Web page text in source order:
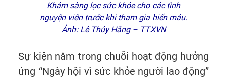
Khám sàng lọc sức khỏe cho các tình
nguyện viên trước khi tham gia hiến máu.
Ảnh: Lê Thúy Hằng – TTXVN
Sự kiện nằm trong chuỗi hoạt động hưởng
ứng “Ngày hội vì sức khỏe người lao động”